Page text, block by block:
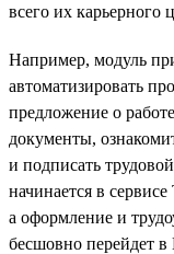
всего их карьерного
Например, модуль
автоматизировать
предложение о
документы,
и подписать
начинается в
а оформление и
бесшовно перейдет